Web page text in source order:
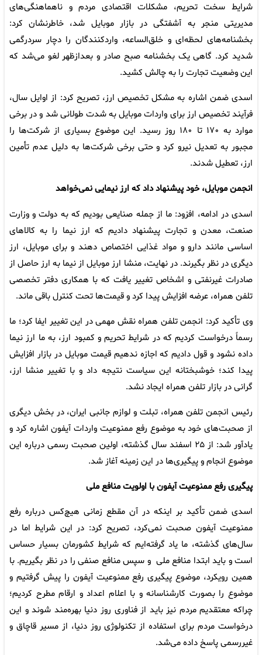
شرایط سخت تحریم، مشکلات اقتصادی مردم و ناهماهنگی‌های
مدیریتی منجر به آشفتگی در بازار موبایل شد، خاطرنشان کرد:
بخشنامه‌های لحظه‌ای و خلق‌الساعه، واردکنندگان را دچار سردرگمی
شدید کرد. گاهی یک بخشنامه صبح صادر و بعدازظهر لغو می‌شد که
این وضعیت تجارت را به چالش کشید.
اسدی ضمن اشاره به مشکل تخصیص ارز، تصریح کرد: از اوایل سال،
فرآیند تخصیص ارز برای واردات موبایل به شدت طولانی شد و در برخی
موارد به ۱۷۰ تا ۱۸۰ روز رسید. این موضوع بسیاری از شرکت‌ها را
مجبور به تعدیل نیرو کرد و حتی برخی شرکت‌ها به دلیل عدم تأمین
ارز، تعطیل شدند.
انجمن موبایل، خود پیشنهاد داد که ارز نیمایی نمی‌خواهد
اسدی در ادامه، افزود: ما از جمله صنایعی بودیم که به دولت و وزارت
صنعت، معدن و تجارت پیشنهاد دادیم که ارز نیما را به کالاهای
اساسی مانند دارو و مواد غذایی اختصاص دهند و برای موبایل، ارز
دیگری در نظر بگیرند. در نهایت، منشا ارز موبایل از نیما به ارز حاصل از
صادرات غیرنفتی و اشخاص تغییر یافت که با همکاری دفتر تخصصی
تلفن همراه، عرضه افزایش پیدا کرد و قیمت‌ها تحت کنترل باقی ماند.
وی تأکید کرد: انجمن تلفن همراه نقش مهمی در این تغییر ایفا کرد؛ ما
رسماً درخواست کردیم که در شرایط تحریم و کمبود ارز، به ما ارز نیما
داده نشود و قول دادیم که اجازه ندهیم قیمت موبایل در بازار افزایش
پیدا کند؛ خوشبختانه این سیاست نتیجه داد و با تغییر منشا ارز،
گرانی در بازار تلفن همراه ایجاد نشد.
رئیس انجمن تلفن همراه، تبلت و لوازم جانبی ایران، در بخش دیگری
از صحبت‌های خود به موضوع رفع ممنوعیت واردات آیفون اشاره کرد و
یادآور شد: از ۲۵ اسفند سال گذشته، اولین صحبت رسمی درباره این
موضوع انجام و پیگیری‌ها در این زمینه آغاز شد.
پیگیری رفع ممنوعیت آیفون با اولویت منافع ملی
اسدی ضمن تأکید بر اینکه در آن مقطع زمانی هیچ‌کس درباره رفع
ممنوعیت آیفون صحبت نمی‌کرد، تصریح کرد: در این شرایط اما در
سال‌های گذشته، ما یاد گرفته‌ایم که شرایط کشورمان بسیار حساس
است و باید ابتدا منافع ملی و سپس منافع صنفی را در نظر بگیریم. با
همین رویکرد، موضوع پیگیری رفع ممنوعیت آیفون را پیش گرفتیم و
موضوع را بصورت کارشناسانه و با اعلام اعداد و ارقام مطرح کردیم؛
چراکه معتقدیم مردم نیز باید از فناوری روز دنیا بهره‌مند شوند و این
درخواست مردم برای استفاده از تکنولوژی روز دنیا، از مسیر قاچاق و
غیررسمی پاسخ داده می‌شد.